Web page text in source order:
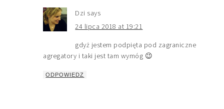
Dzi says
24 lipca 2018 at 19:21
gdyż jestem podpięta pod zagraniczne
agregatory i taki jest tam wymóg 😉
ODPOWIEDZ